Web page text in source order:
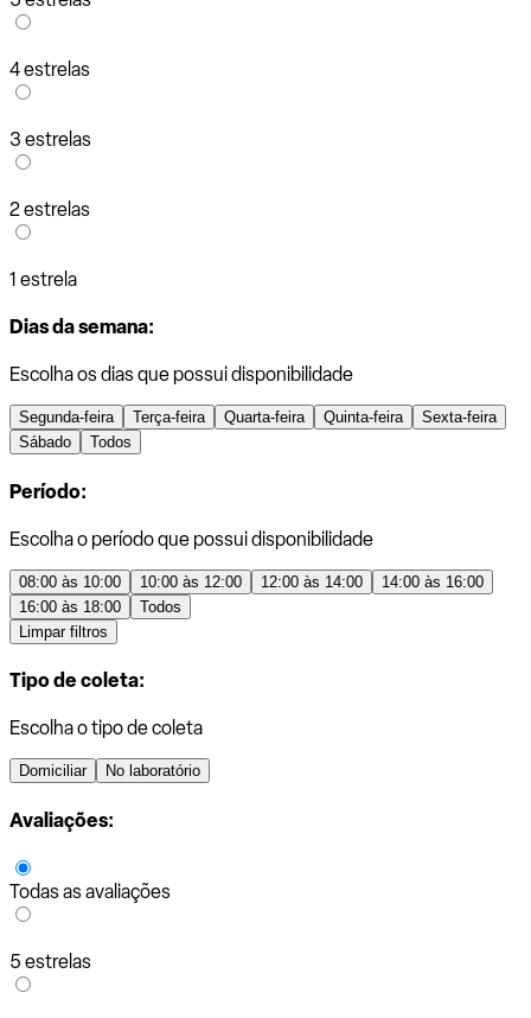
4 estrelas
3 estrelas
2 estrelas
1 estrela
Dias da semana:
Escolha os dias que possui disponibilidade
Segunda-feira Terça-feira Quarta-feira Quinta-feira
Sexta-feira
Sábado
Todos
Período:
Escolha o período que possui disponibilidade
08:00 às 10:00 10:00 às 12:00 12:00 às 14:00
14:00 às 16:00
16:00 às 18:00
Todos
Limpar filtros
Tipo de coleta:
Escolha o tipo de coleta
Domiciliar No laboratório
Avaliações:
Todas as avaliações
5 estrelas